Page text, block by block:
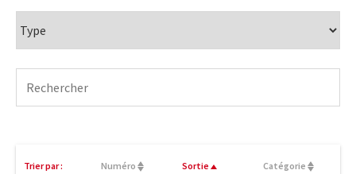
Trier par : Numéro Sortie Catégorie